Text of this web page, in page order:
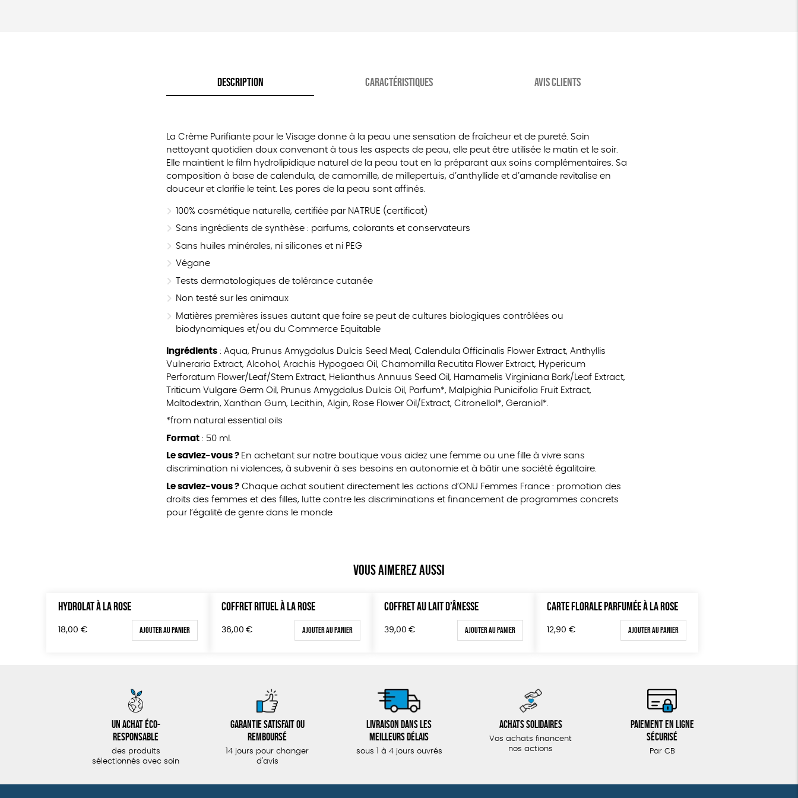
DESCRIPTION CARACTÉRISTIQUES AVIS CLIENTS
La Crème Purifiante pour le Visage donne à la peau une sensation de fraîcheur et de pureté. Soin
nettoyant quotidien doux convenant à tous les aspects de peau, elle peut être utilisée le matin et le soir.
Elle maintient le film hydrolipidique naturel de la peau tout en la préparant aux soins complémentaires. Sa
composition à base de calendula, de camomille, de millepertuis, d’anthyllide et d’amande revitalise en
douceur et clarifie le teint. Les pores de la peau sont affinés.
100% cosmétique naturelle, certifiée par NATRUE (certificat)
Sans ingrédients de synthèse : parfums, colorants et conservateurs
Sans huiles minérales, ni silicones et ni PEG
Végane
Tests dermatologiques de tolérance cutanée
Non testé sur les animaux
Matières premières issues autant que faire se peut de cultures biologiques contrôlées ou
biodynamiques et/ou du Commerce Equitable
Ingrédients : Aqua, Prunus Amygdalus Dulcis Seed Meal, Calendula Officinalis Flower Extract, Anthyllis
Vulneraria Extract, Alcohol, Arachis Hypogaea Oil, Chamomilla Recutita Flower Extract, Hypericum
Perforatum Flower/Leaf/Stem Extract, Helianthus Annuus Seed Oil, Hamamelis Virginiana Bark/Leaf Extract,
Triticum Vulgare Germ Oil, Prunus Amygdalus Dulcis Oil, Parfum*, Malpighia Punicifolia Fruit Extract,
Maltodextrin, Xanthan Gum, Lecithin, Algin, Rose Flower Oil/Extract, Citronellol*, Geraniol*.
*from natural essential oils
Format : 50 ml.
Le saviez-vous ? En achetant sur notre boutique vous aidez une femme ou une fille à vivre sans
discrimination ni violences, à subvenir à ses besoins en autonomie et à bâtir une société égalitaire.
Le saviez-vous ? Chaque achat soutient directement les actions d’ONU Femmes France : promotion des
droits des femmes et des filles, lutte contre les discriminations et financement de programmes concrets
pour l’égalité de genre dans le monde
Vous aimerez aussi
HYDROLAT À LA ROSE
18,00 € Ajouter au panier
COFFRET RITUEL À LA ROSE
36,00 € Ajouter au panier
COFFRET AU LAIT D’ÂNESSE
39,00 € Ajouter au panier
CARTE FLORALE PARFUMÉE À LA ROSE
12,90 € Ajouter au panier
Un achat éco-
responsable
des produits
sélectionnés avec soin
Garantie satisfait ou
remboursé
14 jours pour changer
d'avis
Livraison dans les
meilleurs délais
sous 1 à 4 jours ouvrés
Achats solidaires
Vos achats financent
nos actions
Paiement en ligne
sécurisé
Par CB